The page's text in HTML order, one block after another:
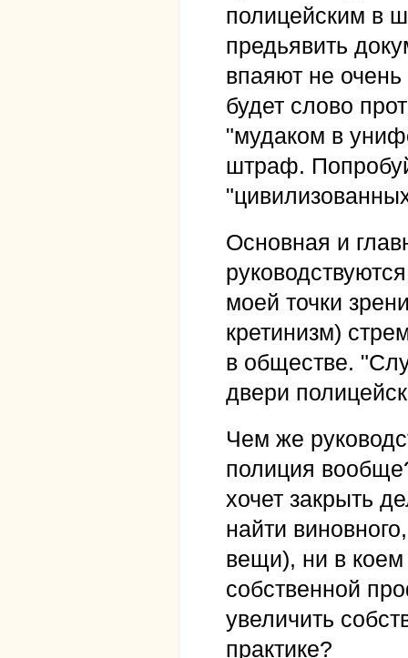
полицейским в
предьявить
впаяют не
будет слово
"мудаком в
штраф.
Основная и
моей точки
кретинизм)
в обществе.
двери
Чем же
полиция
хочет закрыть
найти
вещи), ни в
собственной
увеличить
практике?